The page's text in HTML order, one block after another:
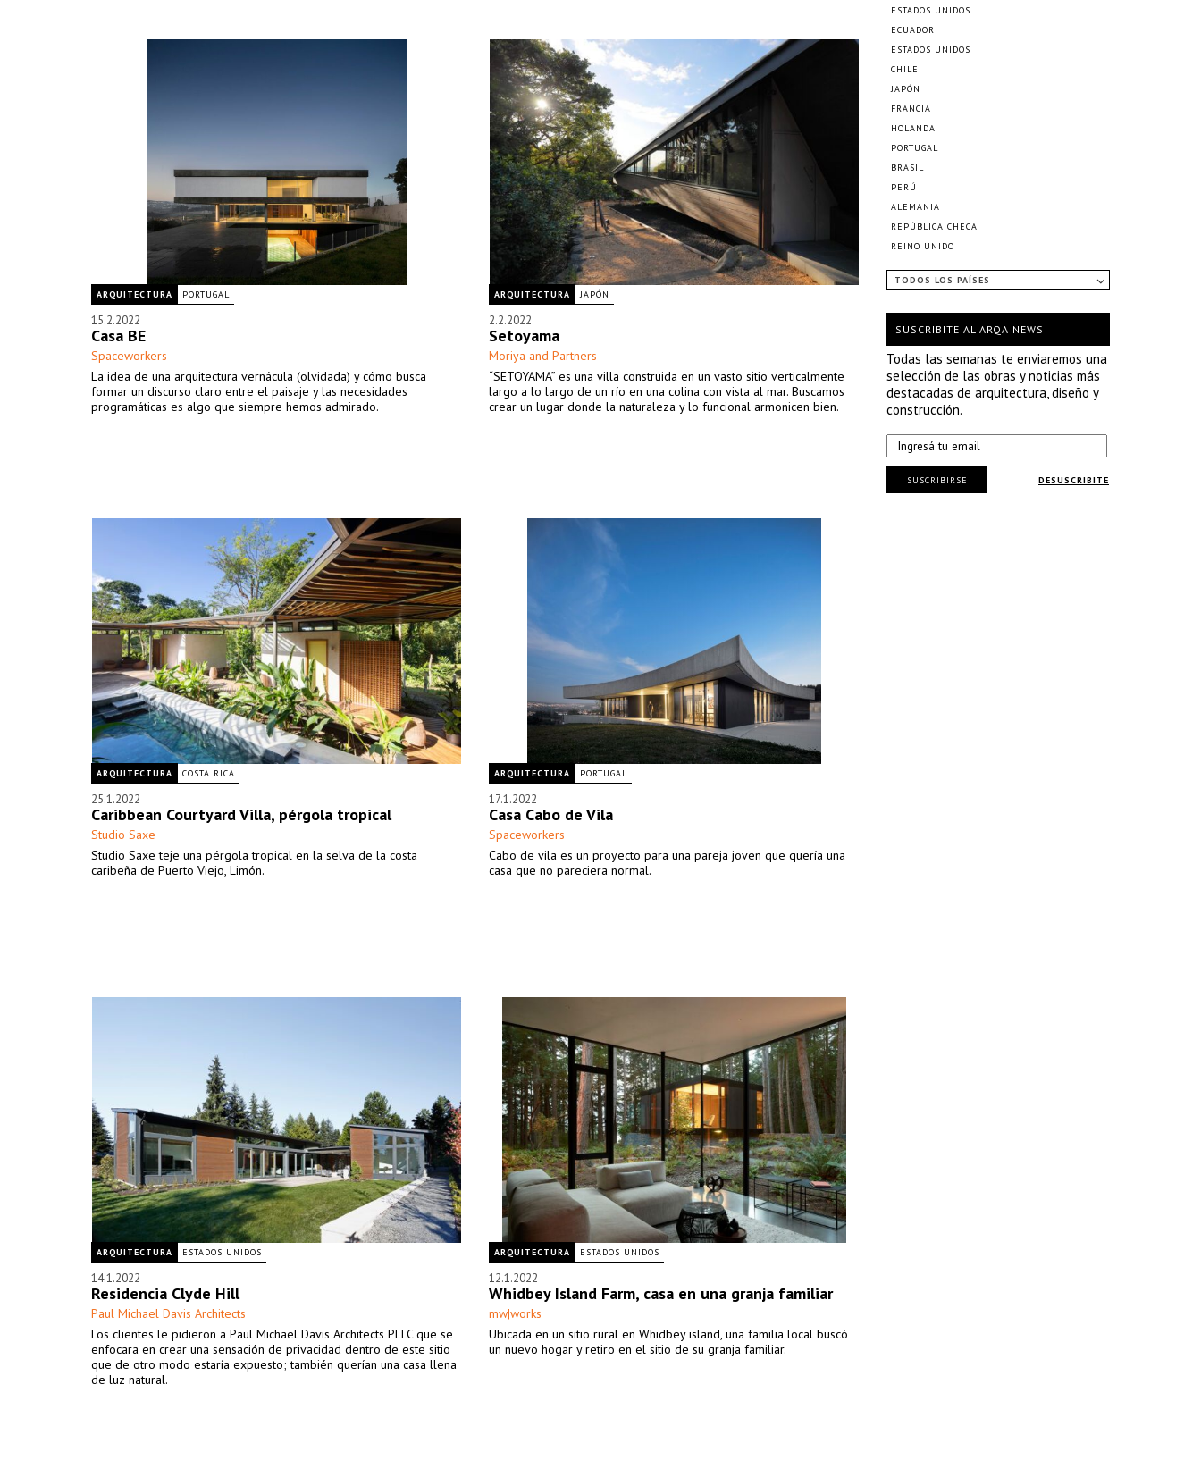
ARQUITECTURA PORTUGAL
15.2.2022
Casa BE
Spaceworkers
La idea de una arquitectura vernácula (olvidada) y cómo busca
formar un discurso claro entre el paisaje y las necesidades
programáticas es algo que siempre hemos admirado.
ARQUITECTURA JAPÓN
2.2.2022
Setoyama
Moriya and Partners
“SETOYAMA” es una villa construida en un vasto sitio verticalmente
largo a lo largo de un río en una colina con vista al mar. Buscamos
crear un lugar donde la naturaleza y lo funcional armonicen bien.
ARQUITECTURA COSTA RICA
25.1.2022
Caribbean Courtyard Villa, pérgola tropical
Studio Saxe
Studio Saxe teje una pérgola tropical en la selva de la costa
caribeña de Puerto Viejo, Limón.
ARQUITECTURA PORTUGAL
17.1.2022
Casa Cabo de Vila
Spaceworkers
Cabo de vila es un proyecto para una pareja joven que quería una
casa que no pareciera normal.
ARQUITECTURA ESTADOS UNIDOS
14.1.2022
Residencia Clyde Hill
Paul Michael Davis Architects
Los clientes le pidieron a Paul Michael Davis Architects PLLC que se
enfocara en crear una sensación de privacidad dentro de este sitio
que de otro modo estaría expuesto; también querían una casa llena
de luz natural.
ARQUITECTURA ESTADOS UNIDOS
12.1.2022
Whidbey Island Farm, casa en una granja familiar
mw|works
Ubicada en un sitio rural en Whidbey island, una familia local buscó
un nuevo hogar y retiro en el sitio de su granja familiar.
ESTADOS UNIDOS
ECUADOR
ESTADOS UNIDOS
CHILE
JAPÓN
FRANCIA
HOLANDA
PORTUGAL
BRASIL
PERÚ
ALEMANIA
REPÚBLICA CHECA
REINO UNIDO
TODOS LOS PAÍSES
SUSCRIBITE AL ARQA NEWS
Todas las semanas te enviaremos una
selección de las obras y noticias más
destacadas de arquitectura, diseño y
construcción.
DESUSCRIBITE
SUSCRIBIRSE